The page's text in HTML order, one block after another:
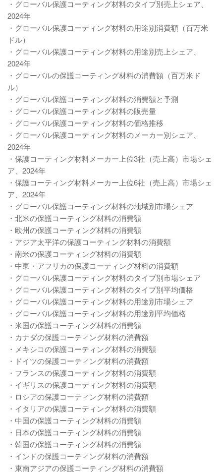
・グローバル保護コーティング材料のタイプ別売上シェア、
2024年
・グローバル保護コーティング材料の用途別消費額（百万米
ドル）
・グローバル保護コーティング材料の用途別売上シェア、
2024年
・グローバルの保護コーティング材料の消費額（百万米ド
ル）
・グローバル保護コーティング材料の消費額と予測
・グローバル保護コーティング材料の販売量
・グローバル保護コーティング材料の価格推移
・グローバル保護コーティング材料のメーカー別シェア、
2024年
・保護コーティング材料メーカー上位3社（売上高）市場シェ
ア、2024年
・保護コーティング材料メーカー上位6社（売上高）市場シェ
ア、2024年
・グローバル保護コーティング材料の地域別市場シェア
・北米の保護コーティング材料の消費額
・欧州の保護コーティング材料の消費額
・アジア太平洋の保護コーティング材料の消費額
・南米の保護コーティング材料の消費額
・中東・アフリカの保護コーティング材料の消費額
・グローバル保護コーティング材料のタイプ別市場シェア
・グローバル保護コーティング材料のタイプ別平均価格
・グローバル保護コーティング材料の用途別市場シェア
・グローバル保護コーティング材料の用途別平均価格
・米国の保護コーティング材料の消費額
・カナダの保護コーティング材料の消費額
・メキシコの保護コーティング材料の消費額
・ドイツの保護コーティング材料の消費額
・フランスの保護コーティング材料の消費額
・イギリスの保護コーティング材料の消費額
・ロシアの保護コーティング材料の消費額
・イタリアの保護コーティング材料の消費額
・中国の保護コーティング材料の消費額
・日本の保護コーティング材料の消費額
・韓国の保護コーティング材料の消費額
・インドの保護コーティング材料の消費額
・東南アジアの保護コーティング材料の消費額